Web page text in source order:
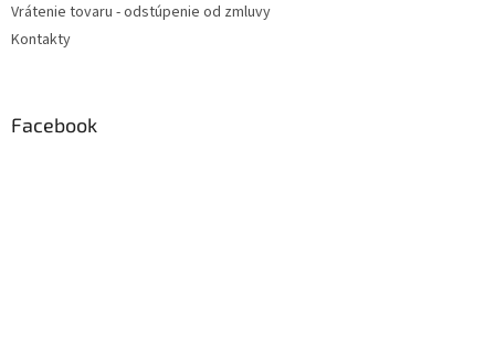
Vrátenie tovaru - odstúpenie od zmluvy
Kontakty
Facebook